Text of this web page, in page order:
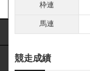
枠連
馬連
競走成績